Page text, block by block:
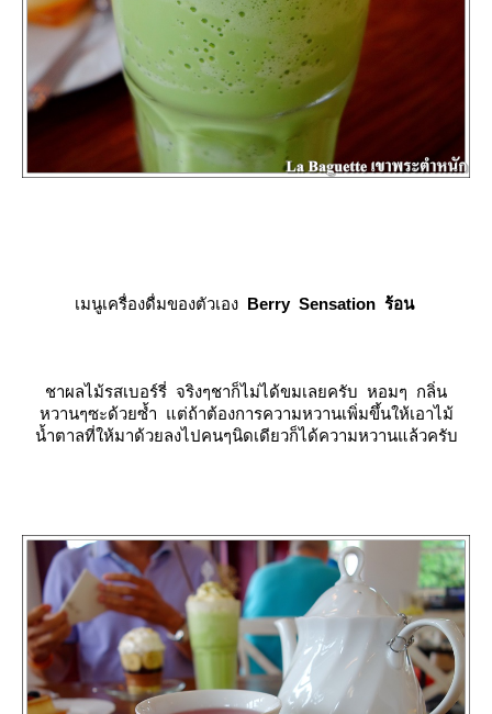
เมนูเครื่องดื่มของตัวเอง Berry Sensation ร้อน
ชาผลไม้รสเบอร์รี่ จริงๆชาก็ไม่ได้ขมเลยครับ หอมๆ กลิ่น
หวานๆซะด้วยซ้ำ แต่ถ้าต้องการความหวานเพิ่มขึ้นให้เอาไม้
น้ำตาลที่ให้มาด้วยลงไปคนๆนิดเดียวก็ได้ความหวานแล้วครับ